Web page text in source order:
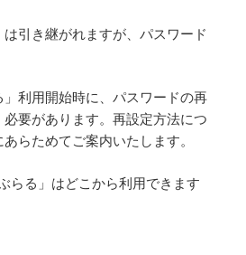
引き継がれますが、パスワード
利用開始時に、パスワードの再
要があります。再設定方法につ
らためてご案内いたします。
らる」はどこから利用できます